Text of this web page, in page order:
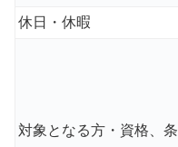
休日・休暇
対象となる方・資格、条